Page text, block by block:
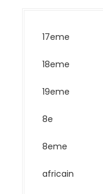
17eme
18eme
19eme
8e
8eme
africain